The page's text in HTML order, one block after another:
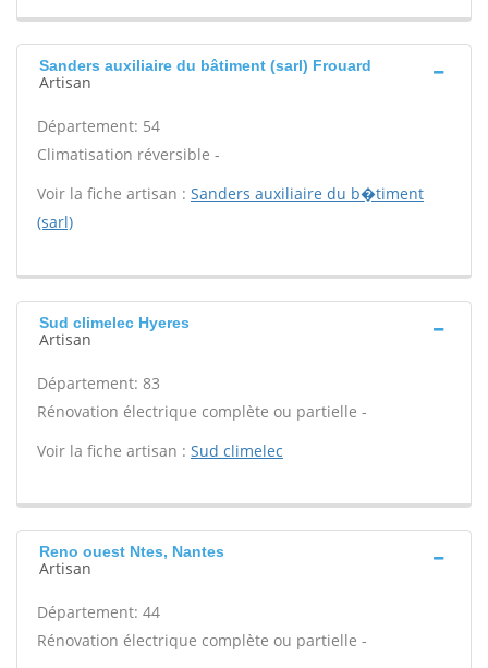
Sanders auxiliaire du bâtiment (sarl) Frouard
Artisan
Département: 54
Climatisation réversible -
Voir la fiche artisan : Sanders auxiliaire du b�timent
(sarl)
Sud climelec Hyeres
Artisan
Département: 83
Rénovation électrique complète ou partielle -
Voir la fiche artisan : Sud climelec
Reno ouest Ntes, Nantes
Artisan
Département: 44
Rénovation électrique complète ou partielle -